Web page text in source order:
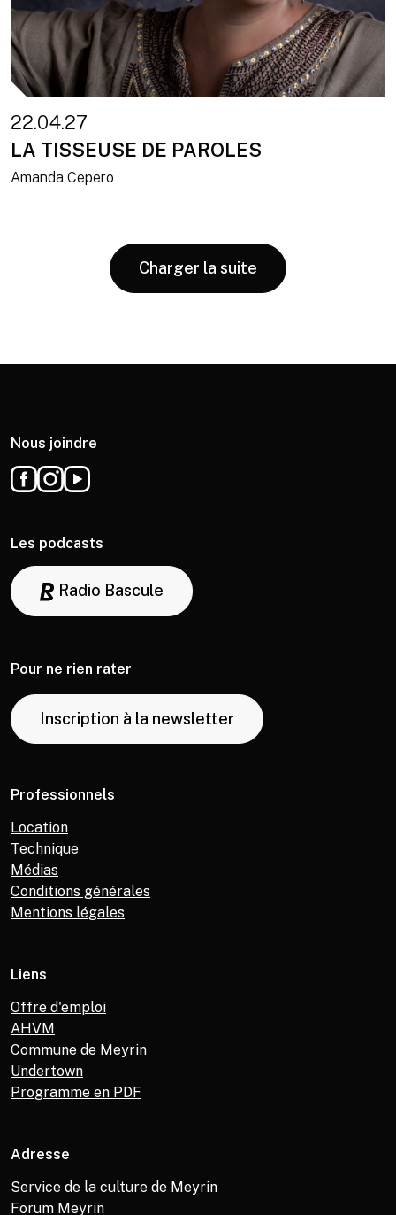
22.04.27
LA TISSEUSE DE PAROLES
Amanda Cepero
Charger la suite
Nous joindre
Les podcasts
Radio Bascule
Pour ne rien rater
Inscription à la newsletter
Professionnels
Location
Technique
Médias
Conditions générales
Mentions légales
Liens
Offre d'emploi
AHVM
Commune de Meyrin
Undertown
Programme en PDF
Adresse
Service de la culture de Meyrin
Forum Meyrin